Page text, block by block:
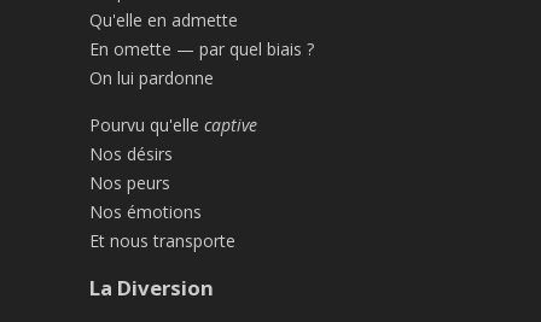
Qu'elle en admette
En omette — par quel biais ?
On lui pardonne
Pourvu qu'elle captive
Nos désirs
Nos peurs
Nos émotions
Et nous transporte
La Diversion